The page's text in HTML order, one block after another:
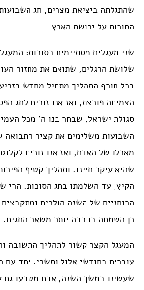
שהתגלתה ביציאת מצרים, חג
הסוכות על ירושת הארץ.
שני מעגלים מסתיימים בסוכות:
שלושת הרגלים, שתואם את מחזור
בכל חורף התהליך מתחיל מחדש
הצמיחה פורצת, ואז אנו זוכים לחג
סגולת ישראל, שבחר בנו ה’ מכל
השבועות משלימים את קציר התבואה
מאכלו של האדם, ואז אנו זוכים
שהיא עיקר חיינו. ותהליך קטיף
הקיץ, עד השלמתו בחג הסוכות. הרי
הרוחניים של השנה הולכים
כן השמחה בו רבה יותר משאר החגים.
המעגל הקצר קשור לתהליך התשובה
עוברים בחודשי אלול ותשרי. יחד עם
שעשינו במשך השנה, אדם מטבעו גם